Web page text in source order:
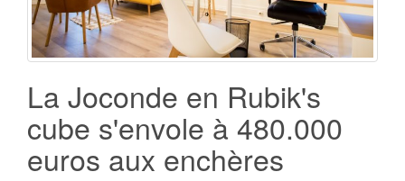
t
i
La Joconde en Rubik's
cube s'envole à 480.000
euros aux enchères